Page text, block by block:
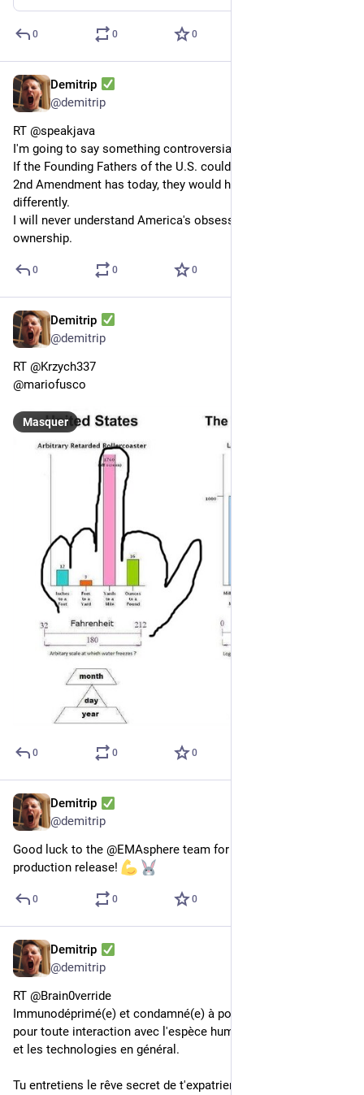
0 0 0
Demitrip
@demitrip
RT @speakjava
I'm going to say something controversial, but I don't care.
If the Founding Fathers of the U.S. could see the impact the
2nd Amendment has today, they would have written it
differently.
I will never understand America's obsession with gun
ownership.
0 0 0
Demitrip
@demitrip
RT @Krzych337
@mariofusco
Masquer
0 0 0
Demitrip
@demitrip
Good luck to the @EMAsphere team for the upcoming major
production release!
0 0 0
Demitrip
@demitrip
RT @Brain0verride
Immunodéprimé(e) et condamné(e) à porter un masque R-PUR
pour toute interaction avec l'espèce humaine, tu kiffes Linux
et les technologies en général.
Tu entretiens le rêve secret de t'expatrier sur côte ouest